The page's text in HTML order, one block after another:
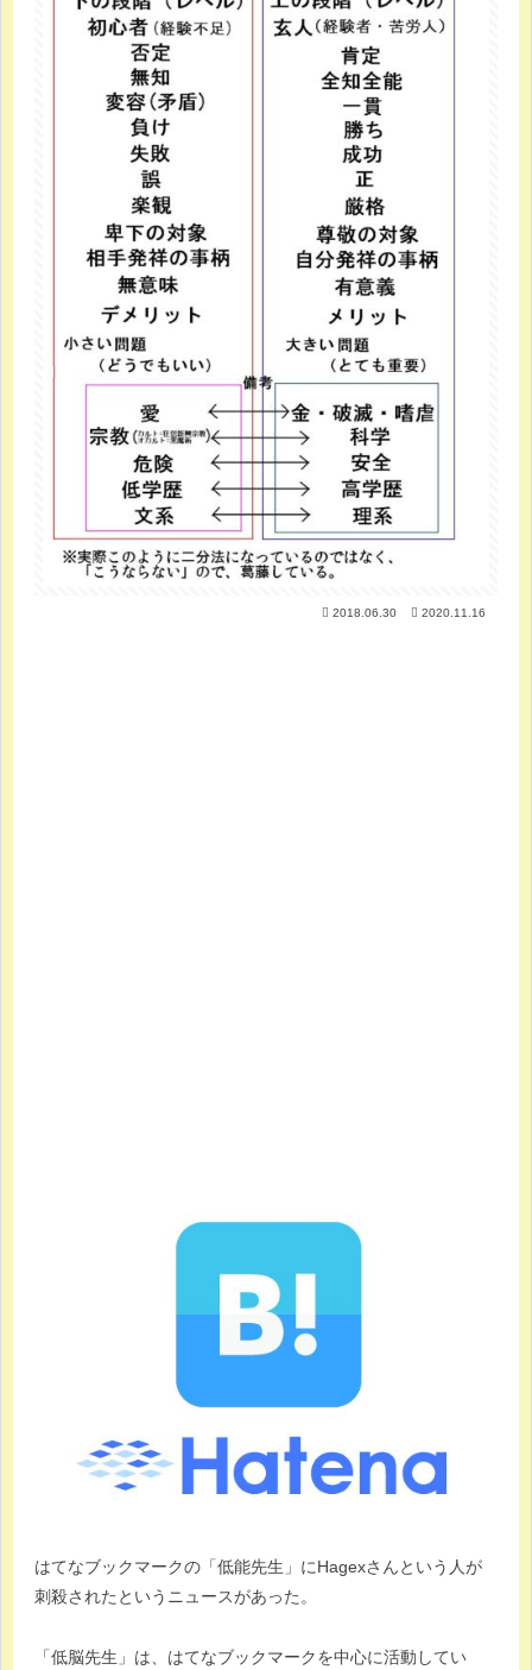
2018.06.30 2020.11.16
はてなブックマークの「低能先生」にHagexさんという人が
刺殺されたというニュースがあった。
「低脳先生」は、はてなブックマークを中心に活動してい